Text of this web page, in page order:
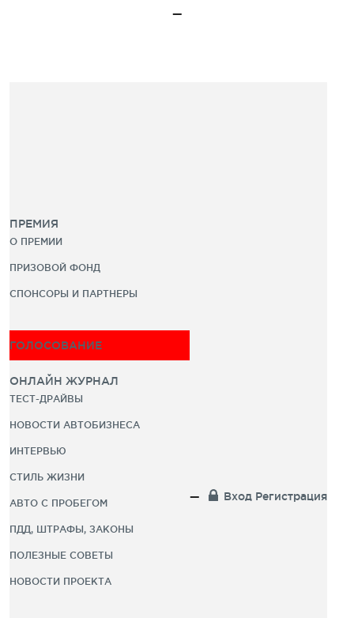
ПРЕМИЯ
О ПРЕМИИ
ПРИЗОВОЙ ФОНД
СПОНСОРЫ И ПАРТНЕРЫ
ГОЛОСОВАНИЕ
ОНЛАЙН ЖУРНАЛ
ТЕСТ-ДРАЙВЫ
НОВОСТИ АВТОБИЗНЕСА
ИНТЕРВЬЮ
СТИЛЬ ЖИЗНИ
АВТО С ПРОБЕГОМ
ПДД, ШТРАФЫ, ЗАКОНЫ
ПОЛЕЗНЫЕ СОВЕТЫ
НОВОСТИ ПРОЕКТА
Вход Регистрация